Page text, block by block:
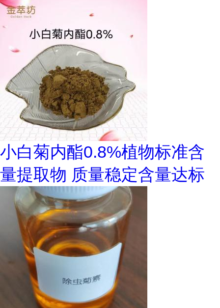
小白菊内酯0.8%植物标准含
量提取物 质量稳定含量达标